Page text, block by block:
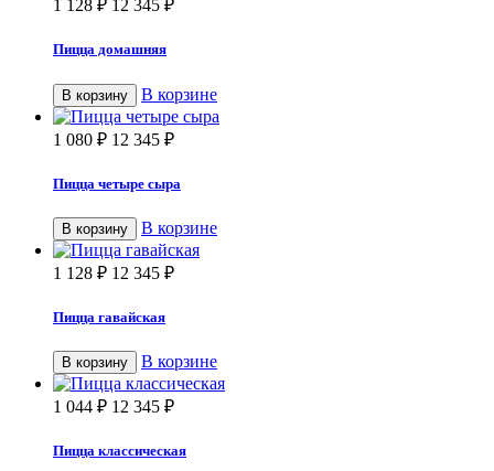
1 128 ₽ 12 345 ₽
Пицца домашняя
В корзину В корзине
1 080 ₽ 12 345 ₽
Пицца четыре сыра
В корзину В корзине
1 128 ₽ 12 345 ₽
Пицца гавайская
В корзину В корзине
1 044 ₽ 12 345 ₽
Пицца классическая